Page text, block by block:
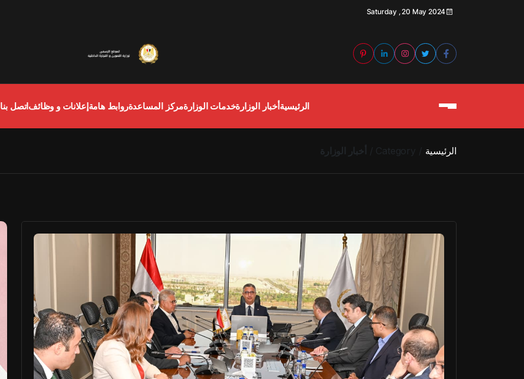
Saturday , 20 May 2024
الرئيسيةأخبار الوزارةخدمات الوزارةمركز المساعدةروابط هامةإعلانات و وظائفاتصل بنا
الرئيسية Category أخبار الوزارة